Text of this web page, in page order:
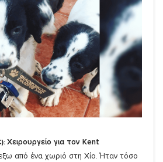
Χειρουργείο για τον Kent
από ένα χωριό στη Χίο. Ήταν τόσο